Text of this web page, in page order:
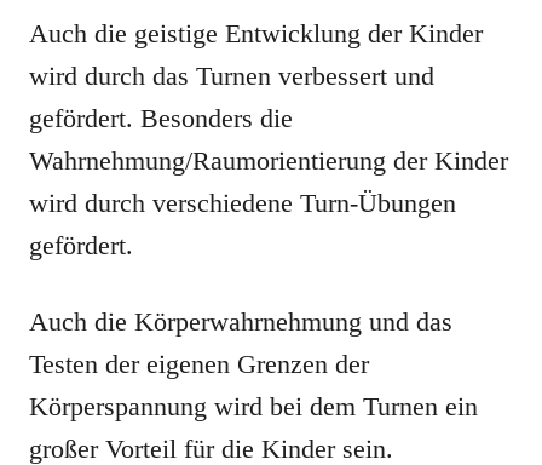
Auch die geistige Entwicklung der Kinder
wird durch das Turnen verbessert und
gefördert. Besonders die
Wahrnehmung/Raumorientierung der Kinder
wird durch verschiedene Turn-Übungen
gefördert.
Auch die Körperwahrnehmung und das
Testen der eigenen Grenzen der
Körperspannung wird bei dem Turnen ein
großer Vorteil für die Kinder sein.